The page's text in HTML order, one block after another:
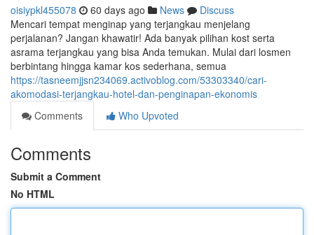
oisiypkl455078 60 days ago News
Discuss
Mencari tempat menginap yang terjangkau menjelang
perjalanan? Jangan khawatir! Ada banyak pilihan kost serta
asrama terjangkau yang bisa Anda temukan. Mulai dari losmen
berbintang hingga kamar kos sederhana, semua
https://tasneemjjsn234069.activoblog.com/53303340/cari-
akomodasi-terjangkau-hotel-dan-penginapan-ekonomis
Comments
Who Upvoted
Comments
Submit a Comment
No HTML